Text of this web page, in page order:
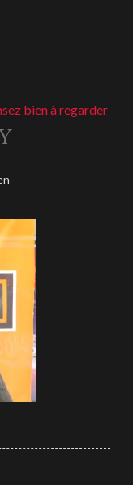
bien à regarder ;-)